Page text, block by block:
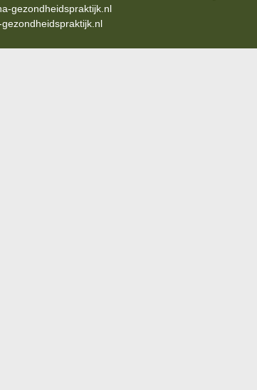
gezondheidspraktijk.nl